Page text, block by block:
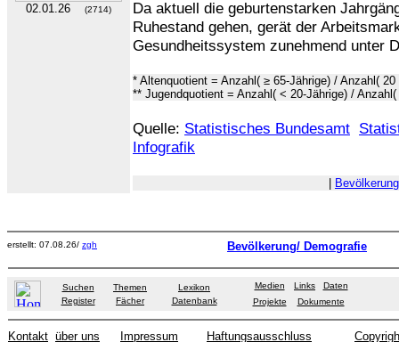
02.01.26 (2714)
Da aktuell die geburtenstarken
Ruhestand gehen, gerät der
Gesundheitssystem zunehmend unter
* Altenquotient = Anzahl( ≥ 65-Jährige) / Anzahl(
** Jugendquotient = Anzahl( < 20-Jährige) /
Quelle: Statistisches Bundesamt
Infografik
Bevölkerung
erstellt: 07.08.26/ zgh Bevölkerung/ Demografie
Suchen Themen
Lexikon
Register
Fächer Datenbank
Medien Links
Daten
Projekte
Dokumente
Kontakt über uns Impressum Haftungsausschluss